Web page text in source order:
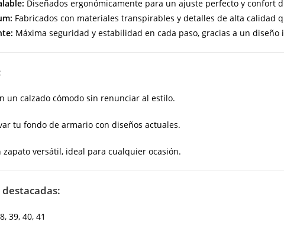
Diseñados ergonómicamente para un ajuste perfecto y confort
Fabricados con materiales transpirables y detalles de alta calidad
Máxima seguridad y estabilidad en cada paso, gracias a un
un calzado cómodo sin renunciar al estilo.
tu fondo de armario con diseños actuales.
versátil, ideal para cualquier ocasión.
39, 40, 41